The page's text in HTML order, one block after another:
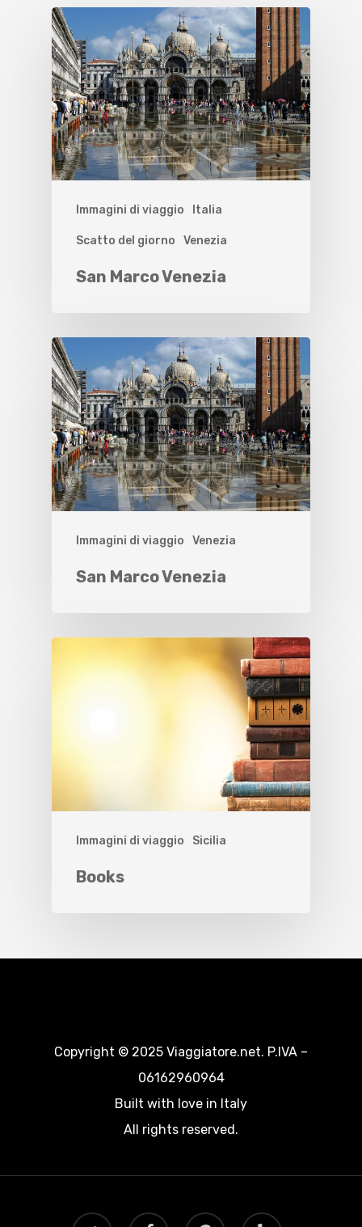
Immagini di viaggio Italia
Scatto del giorno Venezia
San Marco Venezia
Immagini di viaggio Venezia
San Marco Venezia
Immagini di viaggio Sicilia
Books
Copyright © 2025 Viaggiatore.net. P.IVA –
06162960964
Built with love in Italy
All rights reserved.
twitter facebook google- yelp